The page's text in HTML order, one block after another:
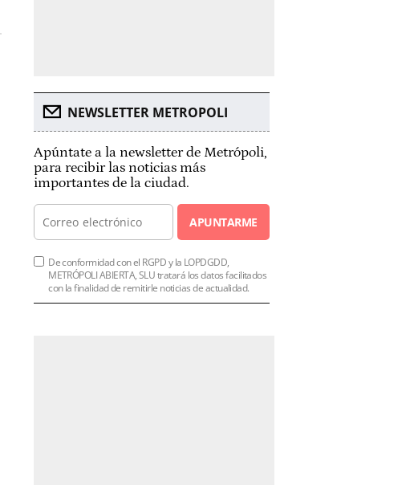
NEWSLETTER METROPOLI
Apúntate a la newsletter de Metrópoli,
para recibir las noticias más
importantes de la ciudad.
APUNTARME
De conformidad con el RGPD y la LOPDGDD,
METRÓPOLI ABIERTA, SLU tratará los datos facilitados
con la finalidad de remitirle noticias de actualidad.